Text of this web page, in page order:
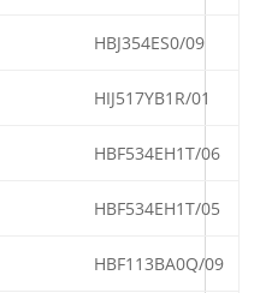
HBJ354ES0/09
HIJ517YB1R/01
HBF534EH1T/06
HBF534EH1T/05
HBF113BA0Q/09